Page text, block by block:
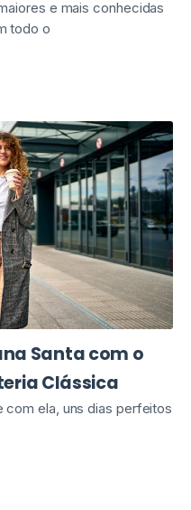
e mais conhecidas
todo o
Santa com o
Clássica
com ela, uns dias perfeitos